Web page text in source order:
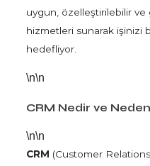
uygun, özelleştirilebilir
hizmetleri sunarak işinizi
hedefliyor.
\n\n
CRM Nedir ve
\n\n
CRM (Customer